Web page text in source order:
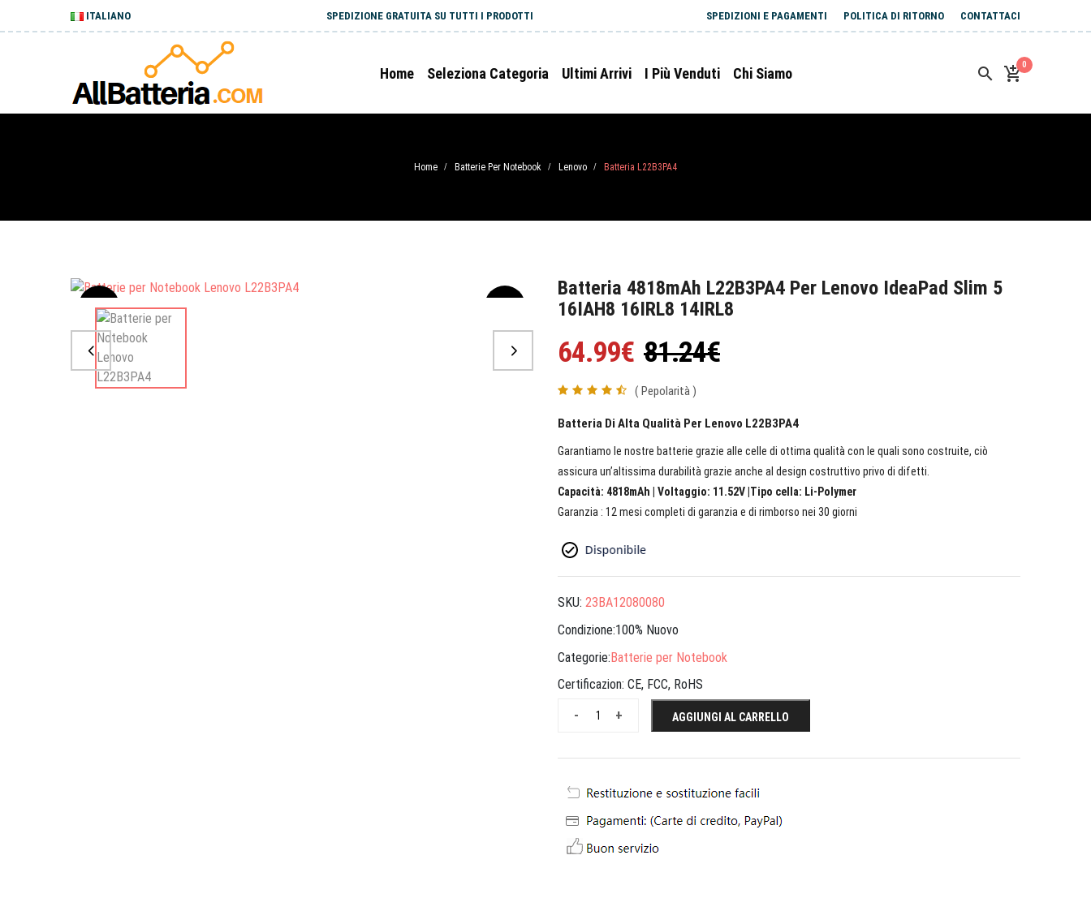
ITALIANO SPEDIZIONE GRATUITA SU TUTTI I PRODOTTI SPEDIZIONI E PAGAMENTI POLITICA DI RITORNO CONTATTACI
Home Seleziona Categoria Ultimi Arrivi I Più Venduti Chi Siamo
0
Home / Batterie Per Notebook / Lenovo / Batteria L22B3PA4
Sale
Batteria 4818mAh L22B3PA4 Per Lenovo IdeaPad Slim 5
16IAH8 16IRL8 14IRL8
64.99€ 81.24€
( Pepolarità )
Batteria Di Alta Qualità Per Lenovo L22B3PA4
Garantiamo le nostre batterie grazie alle celle di ottima qualità con le quali sono costruite, ciò
assicura un’altissima durabilità grazie anche al design costruttivo privo di difetti.
Capacità: 4818mAh | Voltaggio: 11.52V |Tipo cella: Li-Polymer
Garanzia : 12 mesi completi di garanzia e di rimborso nei 30 giorni
SKU: 23BA12080080
Condizione:100% Nuovo
Categorie:Batterie per Notebook
Certificazion: CE, FCC, RoHS
+
- AGGIUNGI AL CARRELLO